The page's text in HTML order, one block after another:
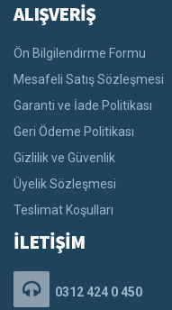
ALIŞVERİŞ
Ön Bilgilendirme Formu
Mesafeli Satış Sözleşmesi
Garanti ve İade Politikası
Geri Ödeme Politikası
Gizlilik ve Güvenlik
Üyelik Sözleşmesi
Teslimat Koşulları
İLETİŞİM
0312 424 0 450